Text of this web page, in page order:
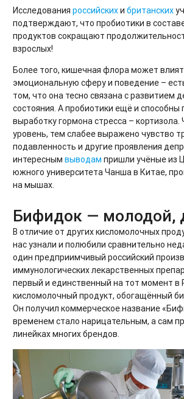
Исследования российскихи британских
подтверждают, что пробиотики в
продуктов сокращают
взрослых!
Более того, кишечная флора может
эмоциональную сферу и поведение –
том, что она тесно связана с развитием
состояния. А пробиотики ещё и способны
выработку гормона стресса –
уровень, тем слабее выражено чувство
подавленность и другие проявления
интересным выводам пришли учёные из
южного университета Чанша в Китае,
на мышах.
Бифидок — молодой,
В отличие от других кисломолочных
нас узнали и полюбили сравнительно
один предприимчивый российский
иммунологических лекарственных
первый и единственный на тот момент в
кисломолочный продукт, обогащённый
Он получил коммерческое название
временем стало нарицательным, а сам
линейках многих брендов.